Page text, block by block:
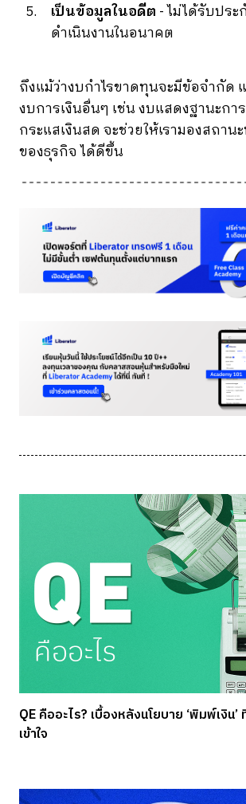
เป็นข้อมูลในอดีต - ไม่ได้รับปร
ดำเนินงานในอนาคต
ถึงแม้ว่างบกำไรขาดทุนจะมีข้อจำกัด
งบการเงินอื่นๆ เช่น งบแสดงฐานะกา
กระแสเงินสด จะช่วยให้เรามองสถาน
ของธุรกิจ ได้ดีขึ้น
QE คืออะไร? เบื้องหลังนโยบาย ‘พิมพ์เงิน
เข้าใจ